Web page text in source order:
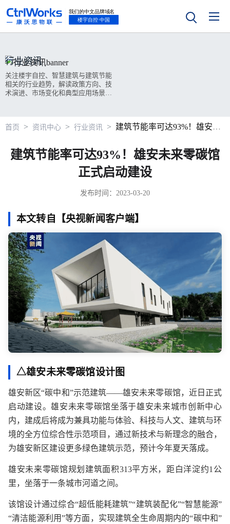
行业资讯
关注楼宇自控、智慧建筑与建筑节能
相关的行业趋势，解读政策方向、技
术演进、市场变化和典型应用场景案
首页 > 资讯中心 > 行业资讯 > 建筑节能率可达93%！雄安未来零碳馆正式启动建设
建筑节能率可达93%！雄安未来零碳馆
正式启动建设
发布时间：2023-03-20
本文转自【央视新闻客户端】
△雄安未来零碳馆设计图
雄安新区“碳中和”示范建筑——雄安未来零碳馆，近日正式
启动建设。雄安未来零碳馆坐落于雄安未来城市创新中心
内，建成后将成为兼具功能与体验、科技与人文、建筑与环
境的全方位综合性示范项目，通过新技术与新理念的融合，
为雄安新区建设更多绿色建筑示范，预计今年夏天落成。
雄安未来零碳馆规划建筑面积313平方米，距白洋淀约1公
里，坐落于一条城市河道之间。
该馆设计通过综合“超低能耗建筑”“建筑装配化”“智慧能源”
“清洁能源利用”等方面，实现建筑全生命周期内的“碳中和”